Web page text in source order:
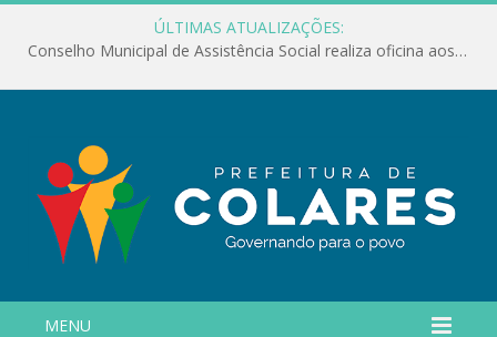
ÚLTIMAS ATUALIZAÇÕES:
Conselho Municipal de Assistência Social realiza oficina aos servidores
MENU